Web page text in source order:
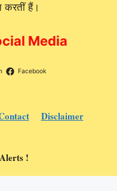
करतीं हैं।
Media
Facebook
Disclaimer
!